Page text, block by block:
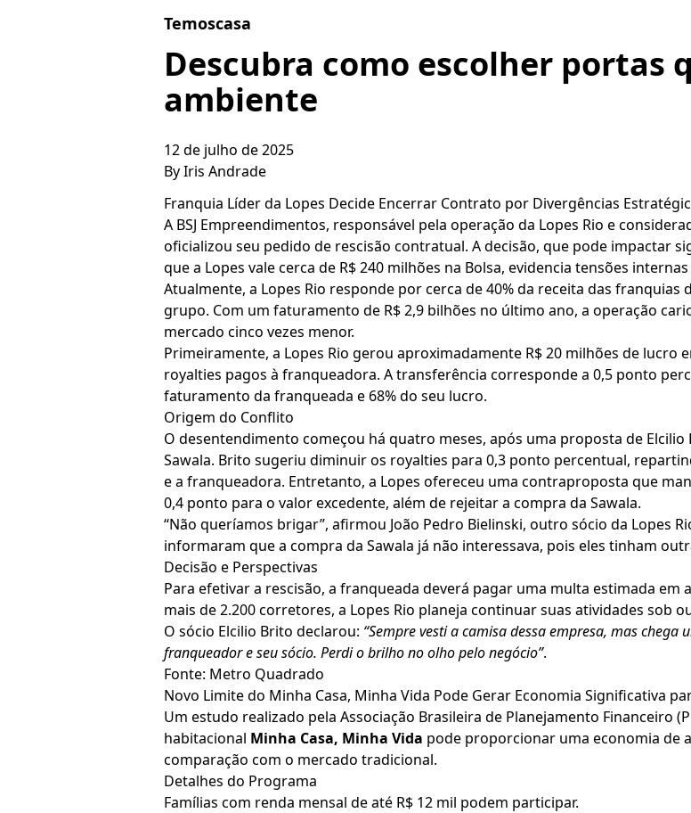
Temoscasa
Descubra como escolher portas
ambiente
12 de julho de 2025
ByIris Andrade
Franquia Líder da Lopes Decide Encerrar Contrato por Divergências
A BSJ Empreendimentos, responsável pela operação da Lopes Rio e
oficializou seu pedido de rescisão contratual. A decisão, que pode impactar
que a Lopes vale cerca de R$ 240 milhões na Bolsa, evidencia tensões
Atualmente, a Lopes Rio responde por cerca de 40% da receita das franquias
grupo. Com um faturamento de R$ 2,9 bilhões no último ano, a operação
mercado cinco vezes menor.
Primeiramente, a Lopes Rio gerou aproximadamente R$ 20 milhões de lucro
royalties pagos à franqueadora. A transferência corresponde a 0,5 ponto
faturamento da franqueada e 68% do seu lucro.
Origem do Conflito
O desentendimento começou há quatro meses, após uma proposta de
Sawala. Brito sugeriu diminuir os royalties para 0,3 ponto percentual,
e a franqueadora. Entretanto, a Lopes ofereceu uma contraproposta que
0,4 ponto para o valor excedente, além de rejeitar a compra da Sawala.
“Não queríamos brigar”, afirmou João Pedro Bielinski, outro sócio da Lopes
informaram que a compra da Sawala já não interessava, pois eles tinham
Decisão e Perspectivas
Para efetivar a rescisão, a franqueada deverá pagar uma multa estimada em
mais de 2.200 corretores, a Lopes Rio planeja continuar suas atividades sob
O sócio Elcilio Brito declarou: “Sempre vesti a camisa dessa empresa, mas
franqueador e seu sócio. Perdi o brilho no olho pelo negócio”.
Fonte: Metro Quadrado
Novo Limite do Minha Casa, Minha Vida Pode Gerar Economia Significativa
Um estudo realizado pela Associação Brasileira de Planejamento Financeiro
habitacional Minha Casa, Minha Vida pode proporcionar uma economia de
comparação com o mercado tradicional.
Detalhes do Programa
Famílias com renda mensal de até R$ 12 mil podem participar.